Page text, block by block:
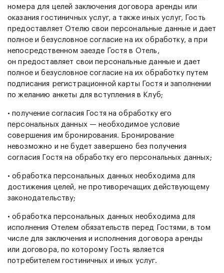
номера для целей заключения договора аренды или
оказания гостиничных услуг, а также иных услуг, Гость
предоставляет Отелю свои персональные данные и дает
полное и безусловное согласие на их обработку, а при
непосредственном заезде Гостя в Отель,
он предоставляет свои персональные данные и дает
полное и безусловное согласие на их обработку путем
подписания регистрационной карты Гостя и заполнении
по желанию анкеты для вступления в Клуб;
• получение согласия Гостя на обработку его
персональных данных — необходимое условие
совершения им бронирования. Бронирование
невозможно и не будет завершено без получения
согласия Гостя на обработку его персональных данных;
• обработка персональных данных необходима для
достижения целей, не противоречащих действующему
законодательству;
• обработка персональных данных необходима для
исполнения Отелем обязательств перед Гостями, в том
числе для заключения и исполнения договора аренды
или договора, по которому Гость является
потребителем гостиничных и иных услуг.